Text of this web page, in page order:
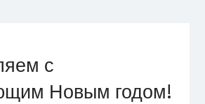
с
Новым годом!